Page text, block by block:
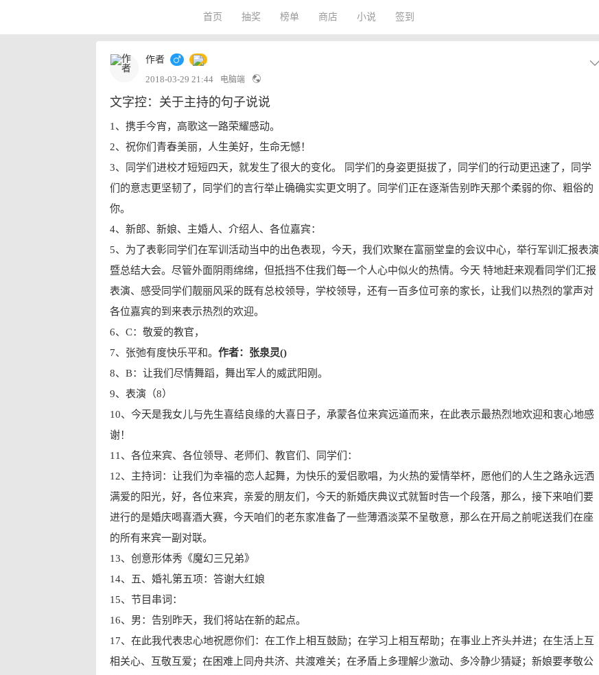
首页 抽奖 榜单 商店 小说 签到
作者
2018-03-29 21:44
电脑端
文字控：关于主持的句子说说
1、携手今宵，高歌这一路荣耀感动。
2、祝你们青春美丽，人生美好，生命无憾！
3、同学们进校才短短四天，就发生了很大的变化。 同学们的身姿更挺拔了，同学们的行动更迅速了，同学
们的意志更坚韧了，同学们的言行举止确确实实更文明了。同学们正在逐渐告别昨天那个柔弱的你、粗俗的
你。
4、新郎、新娘、主婚人、介绍人、各位嘉宾：
5、为了表彰同学们在军训活动当中的出色表现，今天，我们欢聚在富丽堂皇的会议中心，举行军训汇报表演
暨总结大会。尽管外面阴雨绵绵，但抵挡不住我们每一个人心中似火的热情。今天 特地赶来观看同学们汇报
表演、感受同学们靓丽风采的既有总校领导，学校领导，还有一百多位可亲的家长，让我们以热烈的掌声对
各位嘉宾的到来表示热烈的欢迎。
6、C：敬爱的教官，
7、张弛有度快乐平和。 作者：张泉灵()
8、B：让我们尽情舞蹈，舞出军人的威武阳刚。
9、表演（8）
10、今天是我女儿与先生喜结良缘的大喜日子，承蒙各位来宾远道而来，在此表示最热烈地欢迎和衷心地感
谢！
11、各位来宾、各位领导、老师们、教官们、同学们：
12、主持词：让我们为幸福的恋人起舞，为快乐的爱侣歌唱，为火热的爱情举杯，愿他们的人生之路永远洒
满爱的阳光，好，各位来宾，亲爱的朋友们，今天的新婚庆典议式就暂时告一个段落，那么，接下来咱们要
进行的是婚庆喝喜酒大赛，今天咱们的老东家准备了一些薄酒淡菜不呈敬意，那么在开局之前呢送我们在座
的所有来宾一副对联。
13、创意形体秀《魔幻三兄弟》
14、五、婚礼第五项：答谢大红娘
15、节目串词：
16、男：告别昨天，我们将站在新的起点。
17、在此我代表忠心地祝愿你们：在工作上相互鼓励；在学习上相互帮助；在事业上齐头并进；在生活上互
相关心、互敬互爱；在困难上同舟共济、共渡难关；在矛盾上多理解少激动、多冷静少猜疑；新娘要孝敬公